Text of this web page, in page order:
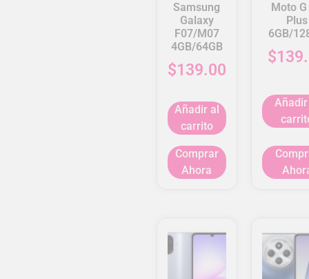
Samsung
Galaxy
F07/M07
4GB/64GB
$139.00
Añadir al
carrito
Comprar
Ahora
Moto G
Plus
6GB/
$